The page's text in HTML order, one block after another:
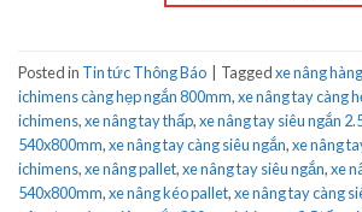
Posted in Tin tức Thông Báo Taggedxe nâng hàng
ichimens càng hẹp ngắn 800mm,xe nâng tay càng
ichimens,xe nâng tay thấp,xe nâng tay siêu ngắn
540x800mm,xe nâng tay càng siêu ngắn,xe nâng
ichimens,xe nâng pallet,xe nâng tay siêu ngắn,xe
540x800mm,xe nâng kéo pallet,xe nâng tay càng